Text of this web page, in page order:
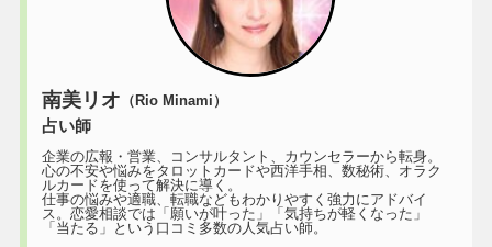
南美リオ （Rio Minami）
占い師
企業の広報・営業、コンサルタント、カウンセラーから転身。
心の不安や悩みをタロットカードや西洋手相、数秘術、オラク
ルカードを使って解決に導く。
仕事の悩みや適職、転職などもわかりやすく強力にアドバイ
ス。恋愛相談では「願いが叶った」「気持ちが軽くなった」
「当たる」という口コミ多数の人気占い師。